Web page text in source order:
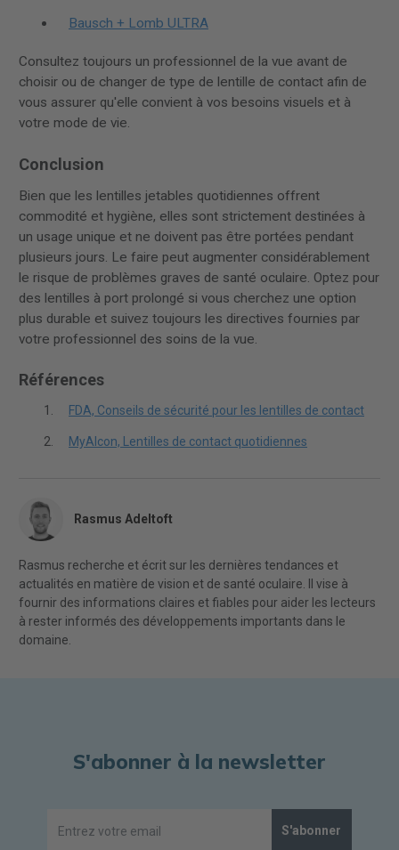
Bausch + Lomb ULTRA
Consultez toujours un professionnel de la vue avant de
choisir ou de changer de type de lentille de contact afin de
vous assurer qu'elle convient à vos besoins visuels et à
votre mode de vie.
Conclusion
Bien que les lentilles jetables quotidiennes offrent
commodité et hygiène, elles sont strictement destinées à
un usage unique et ne doivent pas être portées pendant
plusieurs jours. Le faire peut augmenter considérablement
le risque de problèmes graves de santé oculaire. Optez pour
des lentilles à port prolongé si vous cherchez une option
plus durable et suivez toujours les directives fournies par
votre professionnel des soins de la vue.
Références
FDA, Conseils de sécurité pour les lentilles de contact
MyAlcon, Lentilles de contact quotidiennes
Rasmus Adeltoft
Rasmus recherche et écrit sur les dernières tendances et
actualités en matière de vision et de santé oculaire. Il vise à
fournir des informations claires et fiables pour aider les lecteurs
à rester informés des développements importants dans le
domaine.
S'abonner à la newsletter
S'abonner